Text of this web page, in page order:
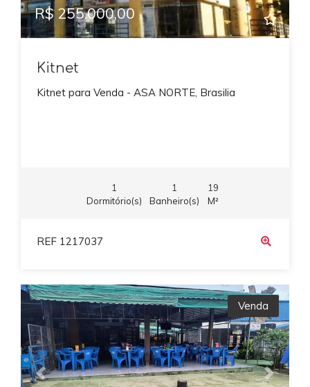
R$ 255.000,00
Kitnet
Kitnet para Venda - ASA NORTE, Brasilia
1
Dormitório(s)
1
Banheiro(s)
19
M²
REF 1217037
Previous Next
Venda